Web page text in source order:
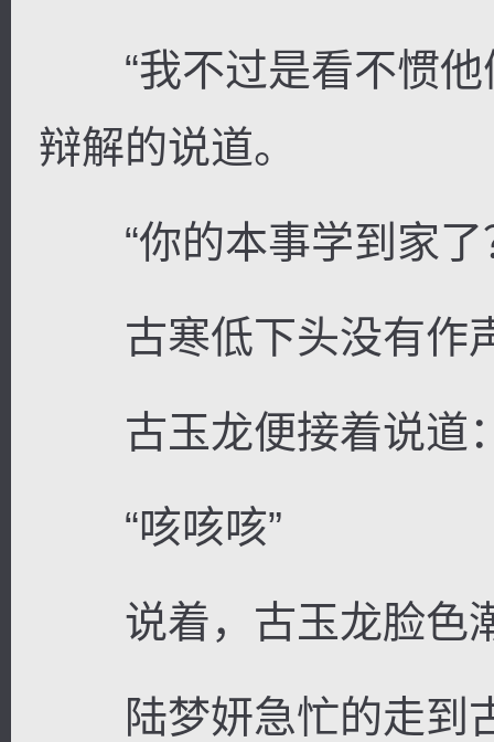
“我不过是看不惯他
辩解的说道。
“你的本事学到家了
古寒低下头没有作
古玉龙便接着说道：
“咳咳咳”
说着，古玉龙脸色
陆梦妍急忙的走到